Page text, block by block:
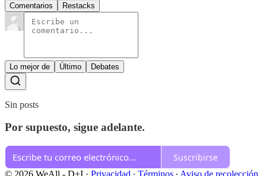
Comentarios Restacks
Lo mejor de Último Debates
Sin posts
Por supuesto, sigue adelante.
Suscribirse